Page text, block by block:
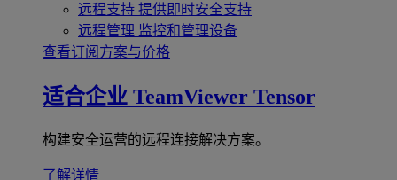
远程支持 提供即时安全支持
远程管理 监控和管理设备
查看订阅方案与价格
适合企业 TeamViewer Tensor
构建安全运营的远程连接解决方案。
了解详情